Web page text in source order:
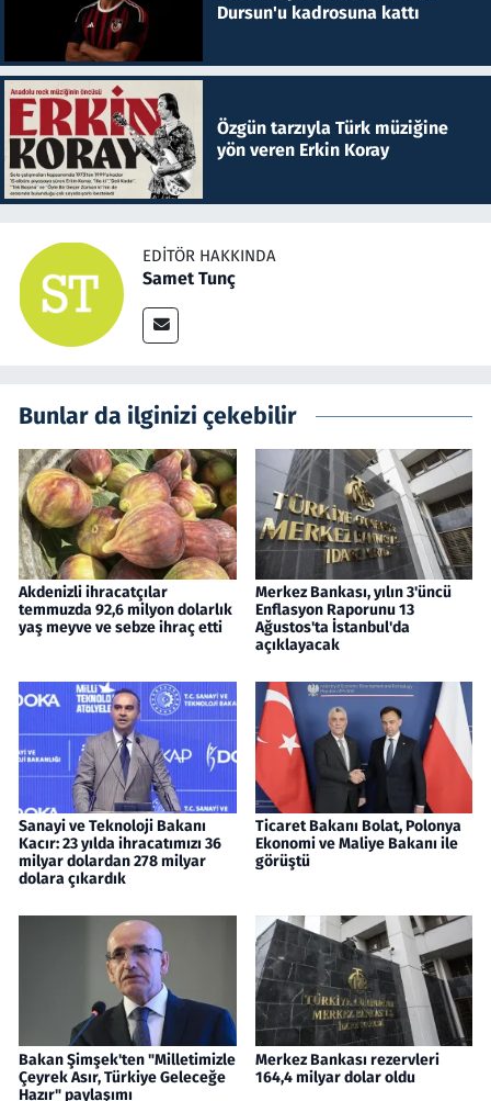
Dursun'u kadrosuna kattı
Özgün tarzıyla Türk müziğine
yön veren Erkin Koray
EDITÖR HAKKINDA
Samet Tunç
Bunlar da ilginizi çekebilir
Akdenizli ihracatçılar
temmuzda 92,6 milyon dolarlık
yaş meyve ve sebze ihraç etti
Merkez Bankası, yılın 3'üncü
Enflasyon Raporunu 13
Ağustos'ta İstanbul'da
açıklayacak
Sanayi ve Teknoloji Bakanı
Kacır: 23 yılda ihracatımızı 36
milyar dolardan 278 milyar
dolara çıkardık
Ticaret Bakanı Bolat, Polonya
Ekonomi ve Maliye Bakanı ile
görüştü
Bakan Şimşek'ten "Milletimizle
Çeyrek Asır, Türkiye Geleceğe
Hazır" paylaşımı
Merkez Bankası rezervleri
164,4 milyar dolar oldu